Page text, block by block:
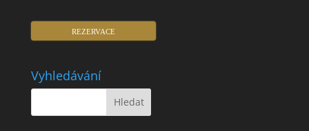
REZERVACE
Vyhledávání